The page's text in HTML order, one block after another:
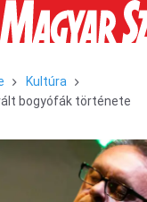
Kultúra
bogyófák története